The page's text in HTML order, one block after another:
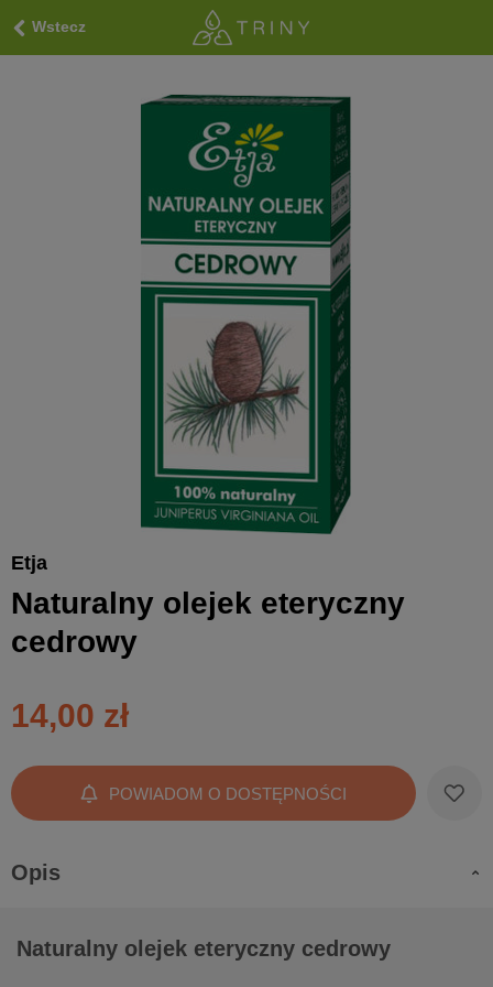
Wstecz
Etja
Naturalny olejek eteryczny
cedrowy
14,00 zł
POWIADOM O DOSTĘPNOŚCI
Opis
Naturalny olejek eteryczny cedrowy